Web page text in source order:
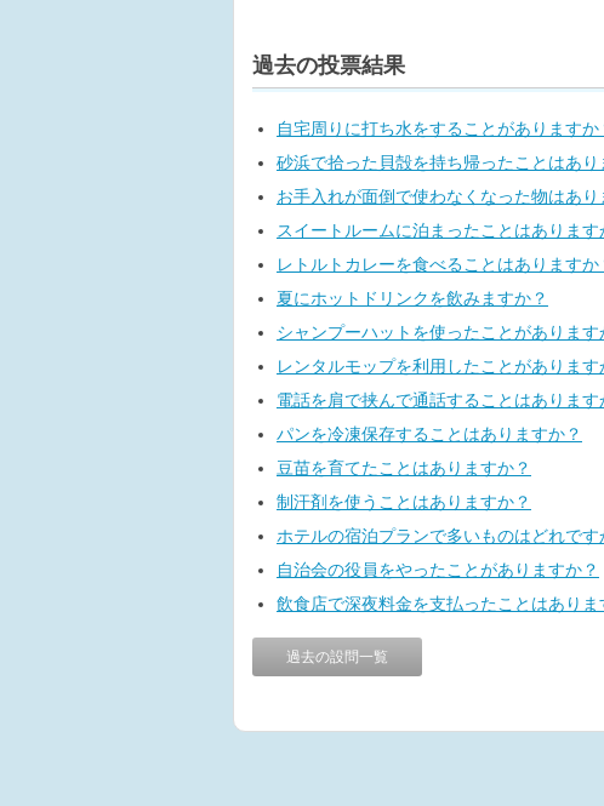
過去の投票結果
自宅周りに打ち水をすることがありますか
砂浜で拾った貝殻を持ち帰ったことはあり
お手入れが面倒で使わなくなった物はあり
スイートルームに泊まったことはあります
レトルトカレーを食べることはありますか
夏にホットドリンクを飲みますか？
シャンプーハットを使ったことがあります
レンタルモップを利用したことがあります
電話を肩で挟んで通話することはあります
パンを冷凍保存することはありますか？
豆苗を育てたことはありますか？
制汗剤を使うことはありますか？
ホテルの宿泊プランで多いものはどれです
自治会の役員をやったことがありますか？
飲食店で深夜料金を支払ったことはありま
過去の設問一覧